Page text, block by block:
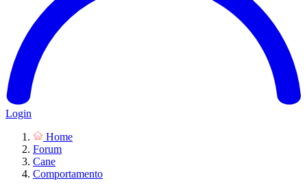
Login
Home
Forum
Cane
Comportamento